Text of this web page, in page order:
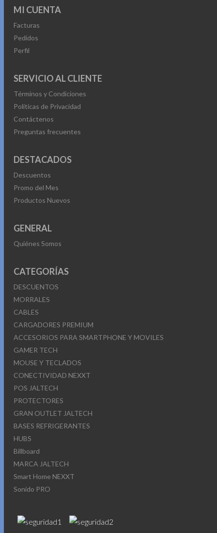
MI CUENTA
Facturas
Pedidos
Perfil
SERVICIO AL CLIENTE
Términos y Condiciones
Políticas de Privacidad
Contáctenos
Preguntas frecuentes
DESTACADOS
Descuentos
Promo del Mes
Productos Nuevos
GENERAL
Quiénes Somos
CATEGORÍAS
DESCUENTOS
MORRALES
CABLES
CARGADORES PREMIUM
ACCESORIOS PARA SMARTPHONE Y MOVILES
GAMER TECH
MOUSE Y TECLADOS
CONECTIVIDAD NEXXT
POS JALTECH
PROTECTORES
GRAN OUTLET JALTECH
BASES REFRIGERANTES
HUBS
Billboard
MARCA JALTECH
Smart Home NEXXT
Sonido PRO